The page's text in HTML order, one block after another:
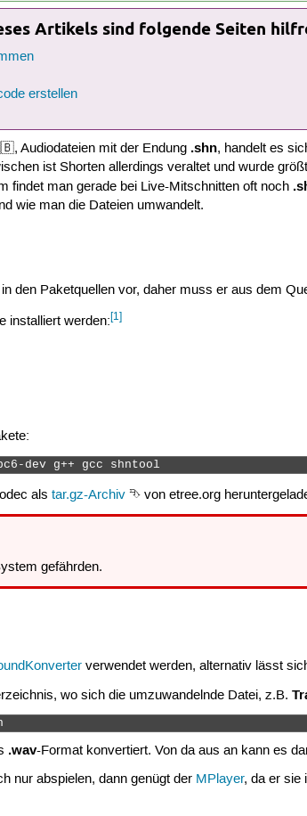
Artikels sind folgende Seiten
erstellen
Audiodateien mit der Endung .shn, handelt es
ist Shorten allerdings veraltet und wurde
findet man gerade bei Live-Mitschnitten oft noch
wie man die Dateien umwandelt.
den Paketquellen vor, daher muss er aus dem
installiert werden:[1]
dev g++ gcc shntool
alstar.gz-Archiv ⮷ von etree.org
gefährden.
verwendet werden, alternativ lässt
wo sich die umzuwandelnde Datei, z.B.
.wav-Format konvertiert. Von da aus an kann es
nur abspielen, dann genügt der MPlayer, da er sie